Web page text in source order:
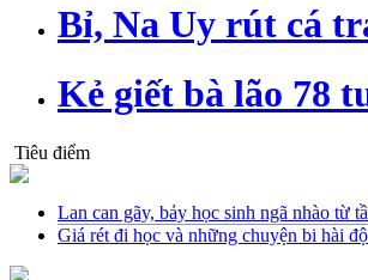
Bỉ, Na Uy rút cá
Kẻ giết bà lão 78
Tiêu điểm
Lan can gãy, bảy học sinh ngã nhào từ
Giá rét đi học và những chuyện bi hài